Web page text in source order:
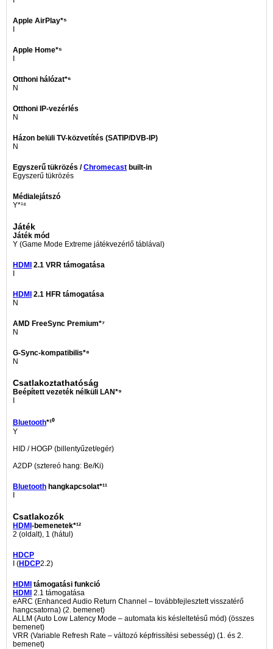
Apple AirPlay*⁵
Apple Home*⁵
Otthoni hálózat*⁶
N
Otthoni IP-vezérlés
N
Házon belüli TV-közvetítés (SATIP/DVB-IP)
N
Egyszerű tükrözés /Chromecast built-in
Egyszerű tükrözés
Médialejátszó
Y*¹⁸
Játék
Játék mód
Y (Game Mode Extreme játékvezérlő táblával)
HDMI 2.1 VRR támogatása
HDMI 2.1 HFR támogatása
N
AMD FreeSync Premium*⁷
N
G-Sync-kompatibilis*⁸
N
Csatlakoztathatóság
Beépített vezeték nélküli LAN*⁹
Bluetooth*¹⁰
Y
HID / HOGP (billentyűzet/egér)
A2DP (sztereó hang: Be/Ki)
Bluetooth hangkapcsolat*¹¹
Csatlakozók
HDMI -bemenetek*¹²
2 (oldalt), 1 (hátul)
HDCP
I (HDCP2.2)
HDMI támogatási funkció
HDMI 2.1 támogatása
eARC (Enhanced Audio Return Channel – továbbfejlesztett visszatérő
hangcsatorna) (2. bemenet)
ALLM (Auto Low Latency Mode – automata kis késleltetésű mód) (összes
bemenet)
VRR (Variable Refresh Rate – változó képfrissítési sebesség) (1. és 2.
bemenet)